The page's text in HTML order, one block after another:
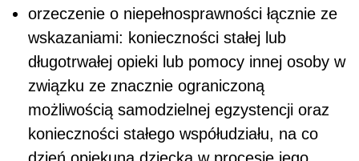
orzeczenie o niepełnosprawności łącznie ze
wskazaniami: konieczności stałej lub
długotrwałej opieki lub pomocy innej osoby w
związku ze znacznie ograniczoną
możliwością samodzielnej egzystencji oraz
konieczności stałego współudziału, na co